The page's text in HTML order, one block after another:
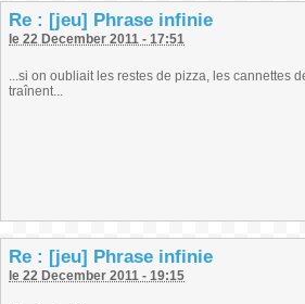
Re : [jeu] Phrase infinie
le 22 December 2011 - 17:51
...si on oubliait les restes de pizza, les cannettes
traînent...
Re : [jeu] Phrase infinie
le 22 December 2011 - 19:15